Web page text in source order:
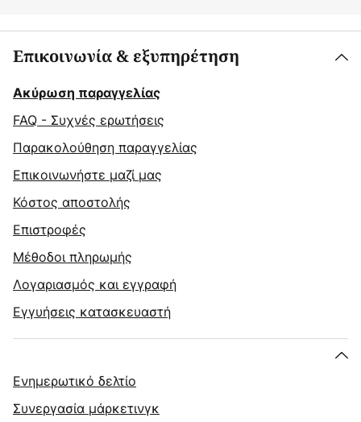
Επικοινωνία & εξυπηρέτηση
Ακύρωση παραγγελίας
FAQ - Συχνές ερωτήσεις
Παρακολούθηση παραγγελίας
Επικοινωνήστε μαζί μας
Κόστος αποστολής
Επιστροφές
Μέθοδοι πληρωμής
Λογαριασμός και εγγραφή
Εγγυήσεις κατασκευαστή
Ενημερωτικό δελτίο
Συνεργασία μάρκετινγκ